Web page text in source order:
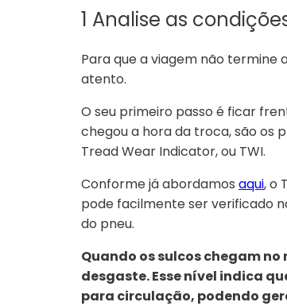
1 Analise as
Para que a viagem não termine
atento.
O seu primeiro passo é ficar
chegou a hora da troca, são os
Tread Wear Indicator, ou TWI.
Conforme já abordamos aqui, o
pode facilmente ser verificado
do pneu.
Quando os sulcos chegam
desgaste. Esse nível indica
para circulação, podendo